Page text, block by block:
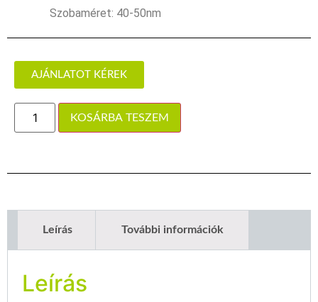
Szobaméret: 40-50nm
AJÁNLATOT KÉREK
KOSÁRBA TESZEM
Leírás További információk
Leírás